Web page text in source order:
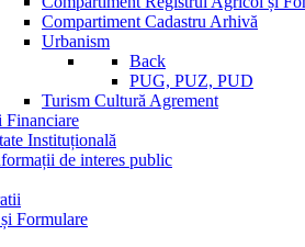
Compartiment Cadastru Arhivă
Urbanism
Back
PUG, PUZ, PUD
Turism Cultură Agrement
Financiare
Instituțională
de interes public
Formulare